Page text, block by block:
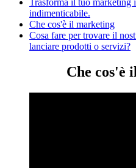
indimenticabile.
Che cos'è il marketing
Cosa fare per trovare il
lanciare prodotti o servizi?
Che cos'è